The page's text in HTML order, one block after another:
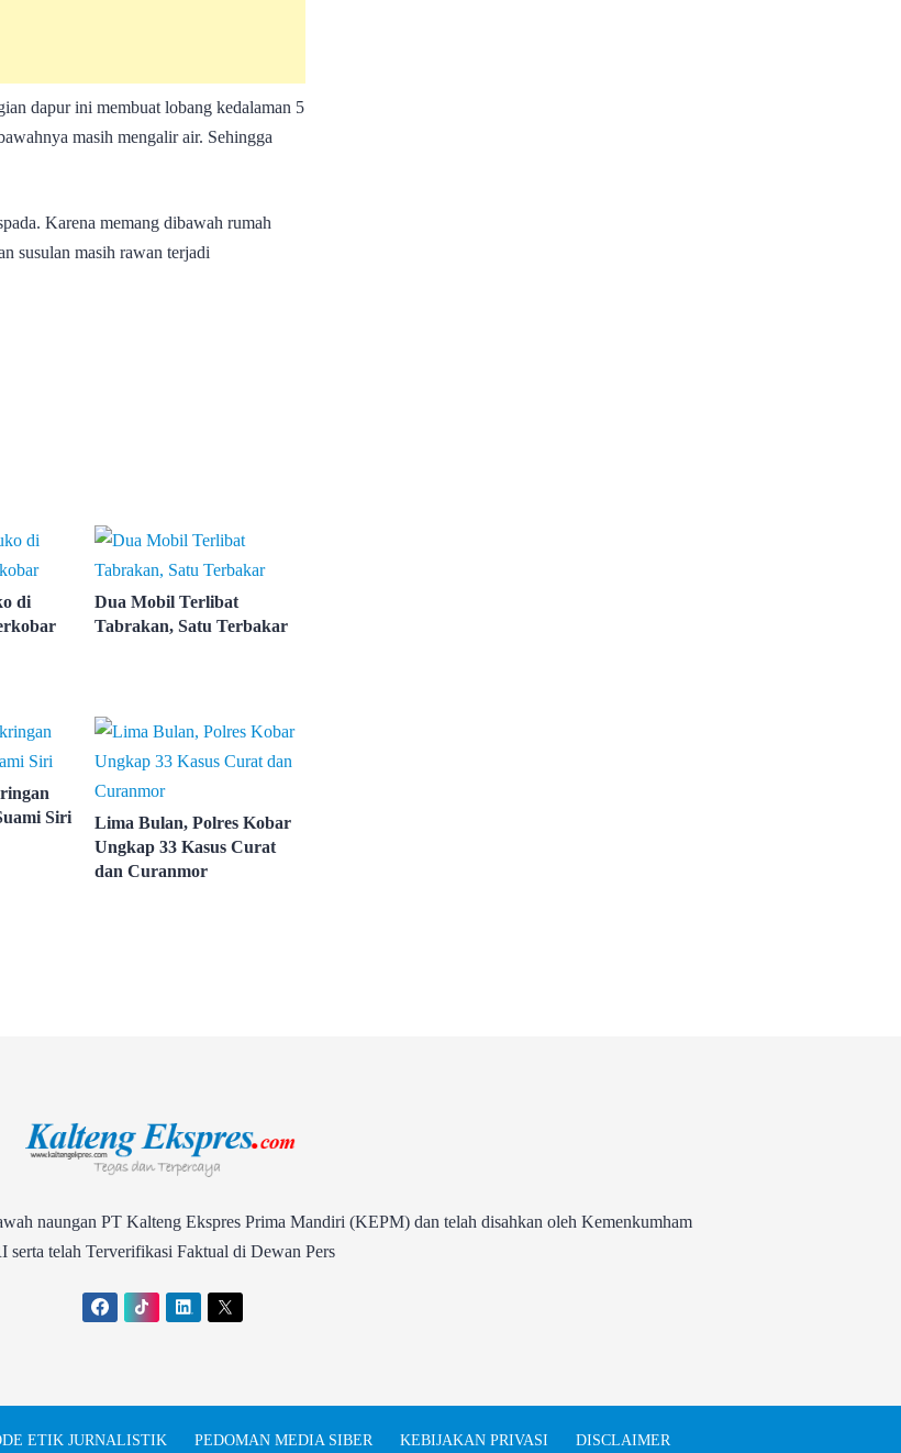
dapur ini membuat lobang kedalaman 5
masih mengalir air. Sehingga
Karena memang dibawah rumah
susulan masih rawan terjadi
di
Dua Mobil Terlibat
Tabrakan, Satu Terbakar
Siri
Lima Bulan, Polres Kobar
Ungkap 33 Kasus Curat
dan Curanmor
naungan PT Kalteng Ekspres Prima Mandiri (KEPM) dan telah disahkan oleh Kemenkumham
serta telah Terverifikasi Faktual di Dewan Pers
ETIK JURNALISTIK PEDOMAN MEDIA SIBER KEBIJAKAN PRIVASI DISCLAIMER